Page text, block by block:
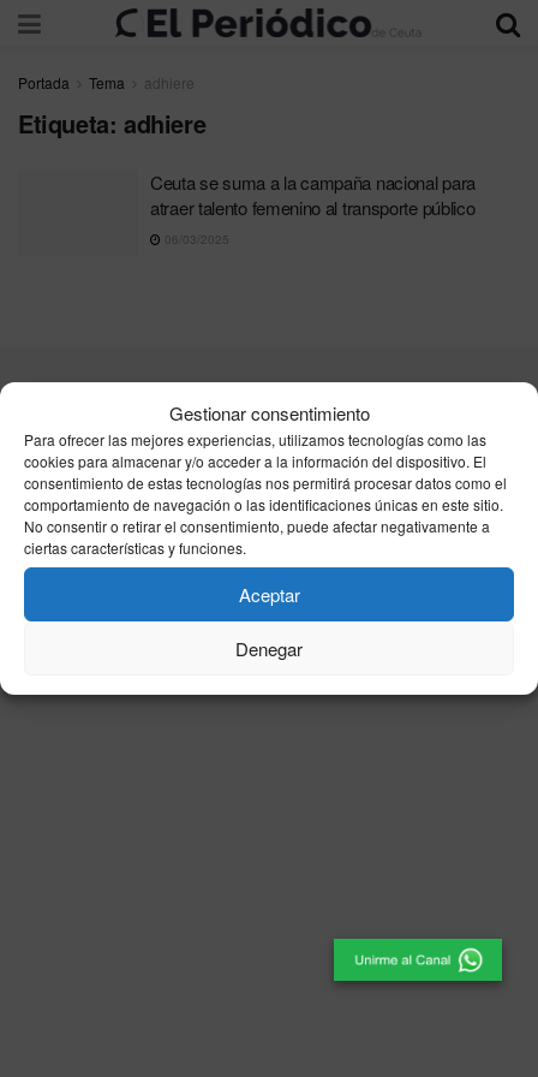
Gestionar consentimiento
Para ofrecer las mejores experiencias, utilizamos tecnologías como las
cookies para almacenar y/o acceder a la información del dispositivo. El
consentimiento de estas tecnologías nos permitirá procesar datos como el
comportamiento de navegación o las identificaciones únicas en este sitio.
No consentir o retirar el consentimiento, puede afectar negativamente a
ciertas características y funciones.
Aceptar
Denegar
Portada Tema adhiere
Etiqueta: adhiere
Ceuta se suma a la campaña nacional para
atraer talento femenino al transporte público
06/03/2025
Publicidad Aviso Legal
Política de privacidad
Política de cookies
Unpu Group Solutions SL
El Periódico de Ceuta - Medio de Comunicación